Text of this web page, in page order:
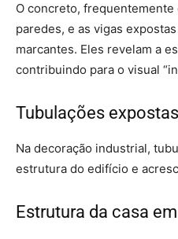
O concreto,
paredes, e as vigas
marcantes. Eles revelam a
contribuindo para o visual
Tubulações expostas
Na decoração industrial,
estrutura do edifício e
Estrutura da casa